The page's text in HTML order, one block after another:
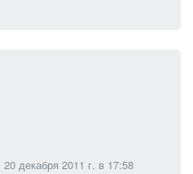
декабря 2011 г. в 17:58